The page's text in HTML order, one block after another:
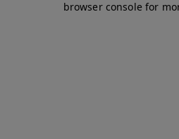
browser console for